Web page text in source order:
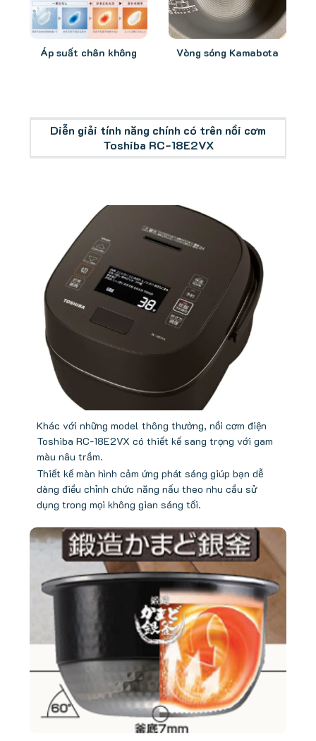
Áp suất chân không Vòng sóng Kamabota
Diễn giải tính năng chính có trên nồi cơm
Toshiba RC-18E2VX
Khác với những model thông thường, nồi cơm điện
Toshiba RC-18E2VX có thiết kế sang trọng với gam
màu nâu trầm.
Thiết kế màn hình cảm ứng phát sáng giúp bạn dễ
dàng điều chỉnh chức năng nấu theo nhu cầu sử
dụng trong mọi không gian sáng tối.